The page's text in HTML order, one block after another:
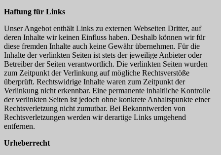
Haftung für Links
Unser Angebot enthält Links zu externen Webseiten Dritter, auf
deren Inhalte wir keinen Einfluss haben. Deshalb können wir für
diese fremden Inhalte auch keine Gewähr übernehmen. Für die
Inhalte der verlinkten Seiten ist stets der jeweilige Anbieter oder
Betreiber der Seiten verantwortlich. Die verlinkten Seiten wurden
zum Zeitpunkt der Verlinkung auf mögliche Rechtsverstöße
überprüft. Rechtswidrige Inhalte waren zum Zeitpunkt der
Verlinkung nicht erkennbar. Eine permanente inhaltliche Kontrolle
der verlinkten Seiten ist jedoch ohne konkrete Anhaltspunkte einer
Rechtsverletzung nicht zumutbar. Bei Bekanntwerden von
Rechtsverletzungen werden wir derartige Links umgehend
entfernen.
Urheberrecht